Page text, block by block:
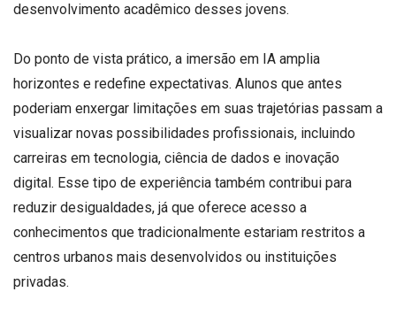
desenvolvimento acadêmico desses jovens.
Do ponto de vista prático, a imersão em IA amplia
horizontes e redefine expectativas. Alunos que antes
poderiam enxergar limitações em suas trajetórias passam a
visualizar novas possibilidades profissionais, incluindo
carreiras em tecnologia, ciência de dados e inovação
digital. Esse tipo de experiência também contribui para
reduzir desigualdades, já que oferece acesso a
conhecimentos que tradicionalmente estariam restritos a
centros urbanos mais desenvolvidos ou instituições
privadas.